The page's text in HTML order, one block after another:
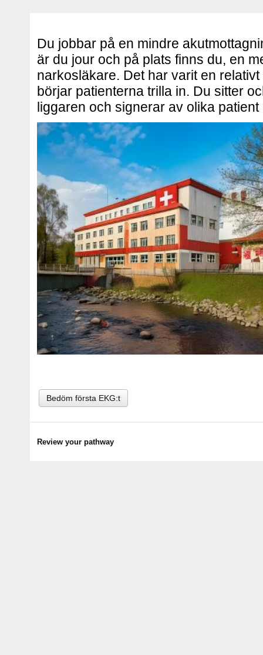
Du jobbar på en mindre
är du jour och på plats finns du, en
narkosläkare. Det har varit en
börjar patienterna trilla in. Du sitter
liggaren och signerar av olika
Bedöm första EKG:t
Review your pathway